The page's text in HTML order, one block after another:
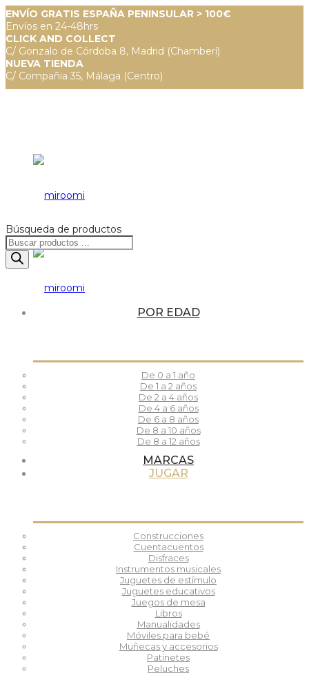
ENVÍO GRATIS ESPAÑA PENINSULAR > 100€
Envíos en 24-48hrs
CLICK AND COLLECT
C/ Gonzalo de Córdoba 8, Madrid (Chamberí)
NUEVA TIENDA
C/ Compañia 35, Málaga (Centro)
Búsqueda de productos
POR EDAD
De 0 a 1 año
De 1 a 2 años
De 2 a 4 años
De 4 a 6 años
De 6 a 8 años
De 8 a 10 años
De 8 a 12 años
MARCAS
JUGAR
Construcciones
Cuentacuentos
Disfraces
Instrumentos musicales
Juguetes de estímulo
Juguetes educativos
Juegos de mesa
Libros
Manualidades
Móviles para bebé
Muñecas y accesorios
Patinetes
Peluches